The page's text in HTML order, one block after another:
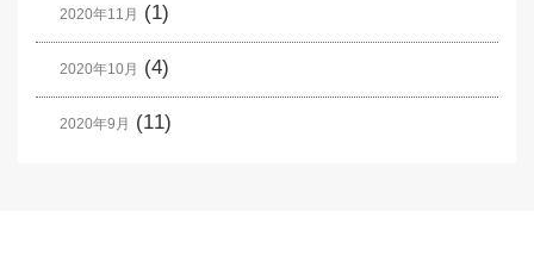
2020年11月 (1)
2020年10月 (4)
2020年9月 (11)